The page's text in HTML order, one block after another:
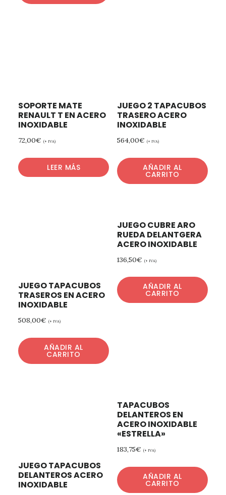
SOPORTE MATE
RENAULT T EN ACERO
INOXIDABLE
72,00€ (+ IVA)
LEER MÁS
JUEGO 2 TAPACUBOS
TRASERO ACERO
INOXIDABLE
564,00€ (+ IVA)
AÑADIR AL
CARRITO
JUEGO TAPACUBOS
TRASEROS EN ACERO
INOXIDABLE
508,00€ (+ IVA)
AÑADIR AL
CARRITO
JUEGO CUBRE ARO
RUEDA DELANTGERA
ACERO INOXIDABLE
136,50€ (+ IVA)
AÑADIR AL
CARRITO
JUEGO TAPACUBOS
DELANTEROS ACERO
INOXIDABLE
TAPACUBOS
DELANTEROS EN
ACERO INOXIDABLE
«ESTRELLA»
183,75€ (+ IVA)
AÑADIR AL
CARRITO